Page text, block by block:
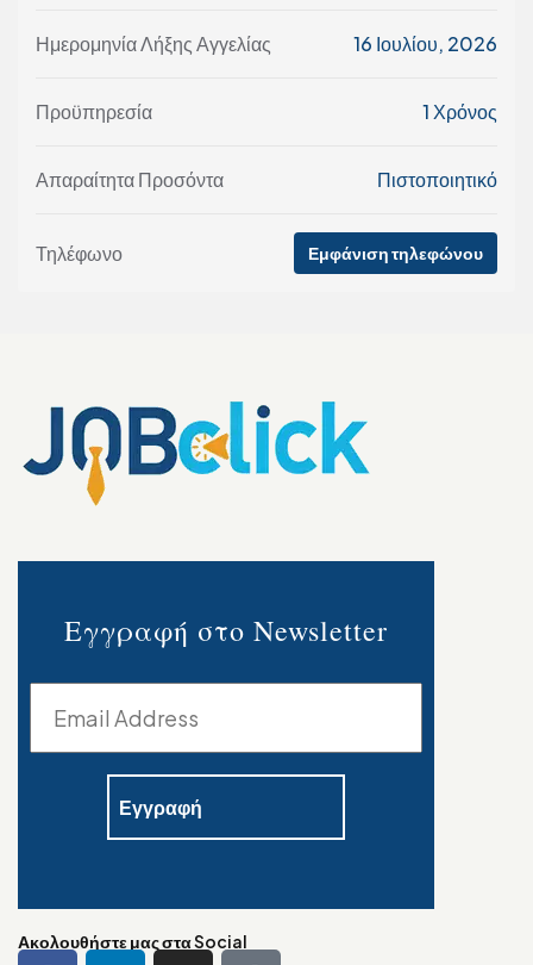
Ημερομηνία Λήξης Αγγελίας 16 Ιουλίου, 2026
Προϋπηρεσία 1 Χρόνος
Απαραίτητα Προσόντα Πιστοποιητικό
Τηλέφωνο Εμφάνιση τηλεφώνου
Εγγραφή στο Newsletter
Ακολουθήστε μας στα Social